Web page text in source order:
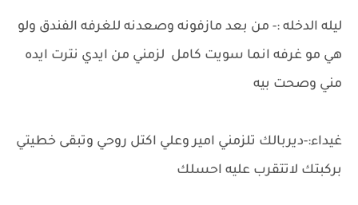
ليله الدخله :- من بعد مازفونه وصعدنه للغرفه الفندق ولو
هي مو غرفه انما سويت كامل لزمني من ايدي نترت ايده
مني وصحت بيه
غيداء:-ديربالك تلزمني امير وعلي اكتل روحي وتبقى خطيتي
بركبتك لاتتقرب عليه احسلك